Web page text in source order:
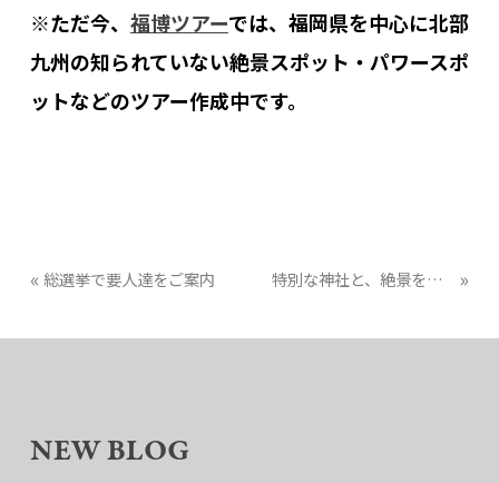
※ただ今、 福博ツアーでは、福岡県を中心に北部
九州の知られていない絶景スポット・パワースポ
ットなどのツアー作成中です。
« 総選挙で要人達をご案内 特別な神社と、絶景をご案内しました »
NEW BLOG